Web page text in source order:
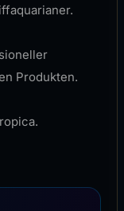
Produkten.